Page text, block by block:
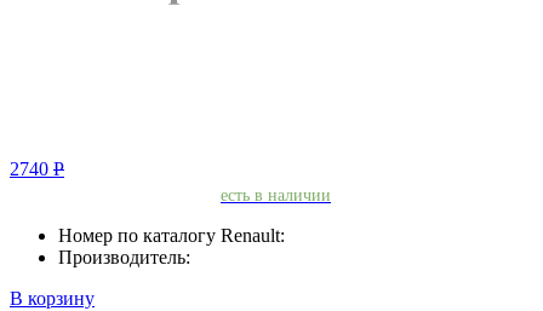
2740 Р
есть в наличии
Номер по каталогу Renault:
Производитель:
В корзину